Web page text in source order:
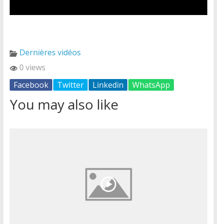
Dernières vidéos
0 views
Facebook
Twitter Linkedin WhatsApp
You may also like